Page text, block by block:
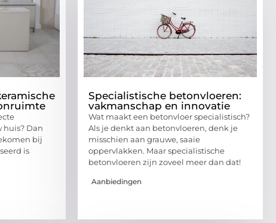
huis? Dan
bij
is
Specialistische betonvloeren:
vakmanschap en innovatie
Wat maakt een betonvloer specialistisch?
Als je denkt aan betonvloeren, denk je
misschien aan grauwe, saaie
oppervlakken. Maar specialistische
betonvloeren zijn zoveel meer dan dat!
Aanbiedingen